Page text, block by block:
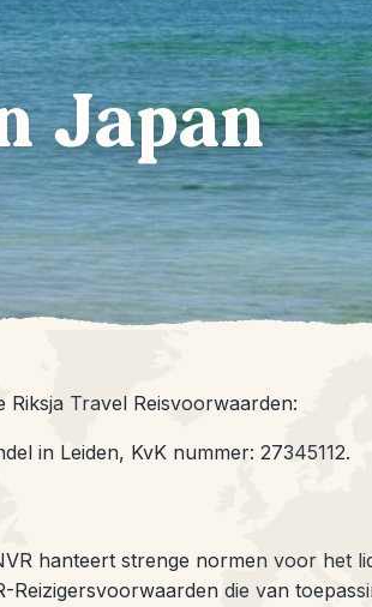
Japan
Riksja Travel Reisvoorwaarden:
in Leiden, KvK nummer: 27345112.
hanteert strenge normen voor
die van